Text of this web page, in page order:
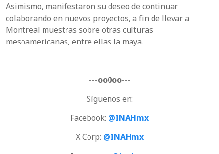
Asimismo, manifestaron su deseo de continuar
colaborando en nuevos proyectos, a fin de llevar a
Montreal muestras sobre otras culturas
mesoamericanas, entre ellas la maya.
---oo0oo---
Síguenos en:
Facebook: @INAHmx
X Corp: @INAHmx